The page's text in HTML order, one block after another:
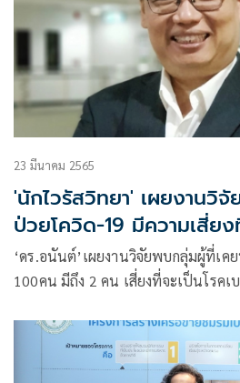
23 มีนาคม 2565
'นักไวรัสวิทยา' เผยงานวิ
ป่วยโควิด-19 มีความเสี่ยง
หวานภายใน 1 ปี
‘ดร.อนันต์’เผยงานวิจัยพบกลุ่มผู้ที่เค
100คน มีถึง 2 คน เสี่ยงที่จะเป็นโรค